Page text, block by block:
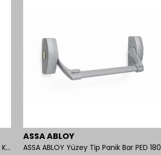
Mul-T-Lock 1200-BL-01 Kollu Manyetik Kilit 272 kg 600 Lbs
ASSA ABLOY
ASSA ABLOY Yüzey Tip Panik Bar PED 180